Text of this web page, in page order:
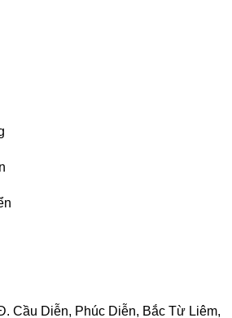
Cầu Diễn, Phúc Diễn, Bắc Từ Liêm,